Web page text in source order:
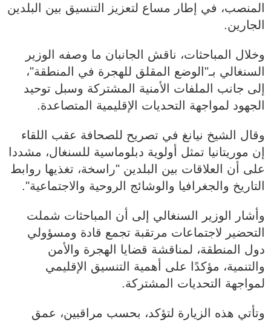
المنصب، في إطار مساع لتعزيز التنسيق بين البلدين
الجارين.
وخلال المباحثات، ناقش الجانبان ما وصفه الوزير
السنغالي بـ"الوضع المقلق للهجرة في المنطقة"،
إلى جانب الملفات الأمنية المشتركة وسبل توحيد
الجهود لمواجهة التحديات الإقليمية المتصاعدة.
وقال الشيخ نيانغ في تصريح للصحافة عقب اللقاء
إن موريتانيا تمثل أولوية دبلوماسية للسنغال، مشددا
على أن العلاقات بين البلدين "راسخة، تغذيها روابط
التاريخ والجغرافيا والوشائج الروحية والاجتماعية".
وأشار الوزير السنغالي إلى أن المباحثات شملت
التحضير لاجتماعات مرتقبة تجمع قادة ومسؤولي
دول المنطقة، لمناقشة قضايا الهجرة والأمن
والتنمية، مؤكدًا على أهمية التنسيق الإقليمي
لمواجهة التحديات المشتركة.
وتأتي هذه الزيارة لتؤكد، بحسب مراقبين، عمق